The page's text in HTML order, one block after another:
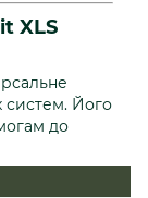
XLS
систем. Його
до